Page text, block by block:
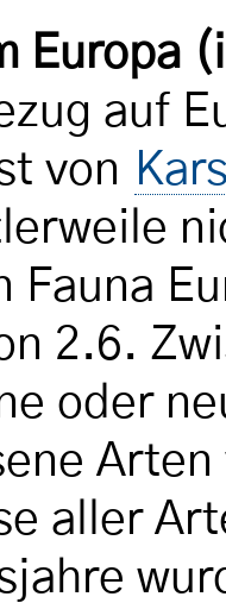
Europa
auf
von
Fauna
2.6.
oder
aller